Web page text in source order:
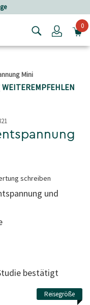
Login0
Mini
WEITEREMPFEHLEN
Reisegröße
schreiben
und
bestätigt